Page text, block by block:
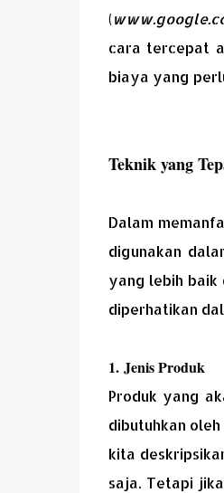
(
cara tercepat
biaya yang
Teknik yang
Dalam
digunakan
yang lebih baik
diperhatikan
1. Jenis Produk
Produk yang
dibutuhkan
kita
saja. Tetapi